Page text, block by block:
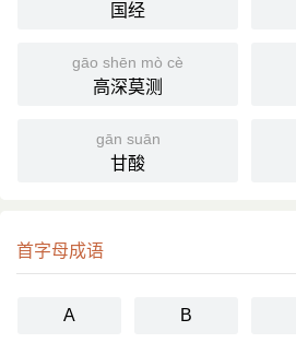
国经
gāo shēn mò cè
高深莫测
gān suān
甘酸
首字母成语
A B